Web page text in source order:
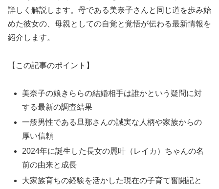
詳しく解説します。母である美奈子さんと同じ道を歩み始
めた彼女の、母親としての自覚と覚悟が伝わる最新情報を
紹介します。
【この記事のポイント】
美奈子の娘きららの結婚相手は誰かという疑問に対
する最新の調査結果
一般男性である旦那さんの誠実な人柄や家族からの
厚い信頼
2024年に誕生した長女の麗叶（レイカ）ちゃんの名
前の由来と成長
大家族育ちの経験を活かした現在の子育て奮闘記と